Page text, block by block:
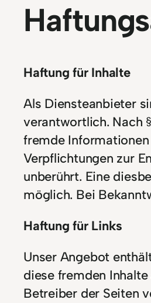
Haftung für Inhalte
Als Diensteanbieter
verantwortlich. Nach
fremde
Verpflichtungen zur
unberührt. Eine
möglich. Bei
Haftung für Links
Unser Angebot
diese fremden
Betreiber der Seiten